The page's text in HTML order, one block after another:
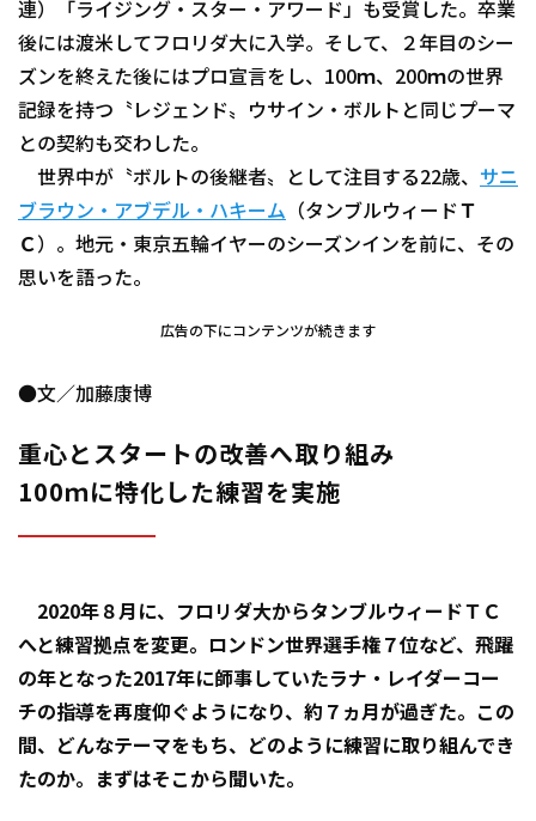
連）「ライジング・スター・アワード」も受賞した。卒業
後には渡米してフロリダ大に入学。そして、２年目のシー
ズンを終えた後にはプロ宣言をし、100ｍ、200ｍの世界
記録を持つ〝レジェンド〟ウサイン・ボルトと同じプーマ
との契約も交わした。
世界中が〝ボルトの後継者〟として注目する22歳、 サニ
ブラウン・アブデル・ハキーム （タンブルウィードＴ
Ｃ）。地元・東京五輪イヤーのシーズンインを前に、その
思いを語った。
広告の下にコンテンツが続きます
●文／加藤康博
重心とスタートの改善へ取り組み
100ｍに特化した練習を実施
2020年８月に、フロリダ大からタンブルウィードＴＣ
へと練習拠点を変更。ロンドン世界選手権７位など、飛躍
の年となった2017年に師事していたラナ・レイダーコー
チの指導を再度仰ぐようになり、約７ヵ月が過ぎた。この
間、どんなテーマをもち、どのように練習に取り組んでき
たのか。まずはそこから聞いた。